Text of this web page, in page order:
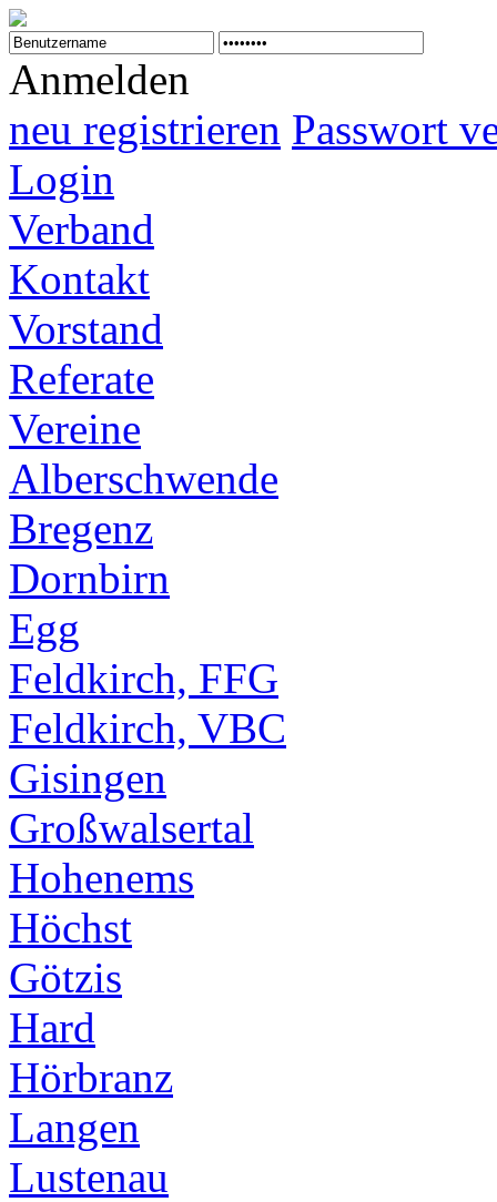
Anmelden
neu registrieren Passwort
Login
Verband
Kontakt
Vorstand
Referate
Vereine
Alberschwende
Bregenz
Dornbirn
Egg
Feldkirch, FFG
Feldkirch, VBC
Gisingen
Großwalsertal
Hohenems
Höchst
Götzis
Hard
Hörbranz
Langen
Lustenau